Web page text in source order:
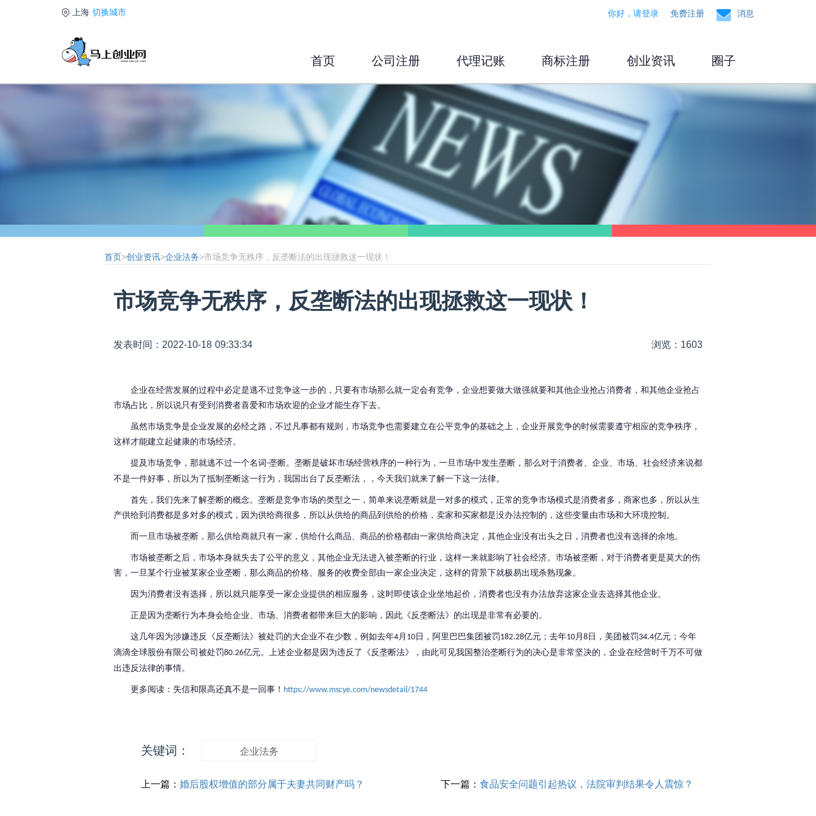
上海 切换城市 你好，请登录 免费注册 消息
首页 公司注册 代理记账 商标注册 创业资讯 圈子
首页>创业资讯>企业法务>市场竞争无秩序，反垄断法的出现拯救这一现状！
市场竞争无秩序，反垄断法的出现拯救这一现状！
发表时间：2022-10-18 09:33:34 浏览：1603
企业在经营发展的过程中必定是逃不过竞争这一步的，只要有市场那么就一定会有竞争，企业想要做大做强就要和其他企业抢占消费者，和其他企业抢占
市场占比，所以说只有受到消费者喜爱和市场欢迎的企业才能生存下去。
虽然市场竞争是企业发展的必经之路，不过凡事都有规则，市场竞争也需要建立在公平竞争的基础之上，企业开展竞争的时候需要遵守相应的竞争秩序，
这样才能建立起健康的市场经济。
提及市场竞争，那就逃不过一个名词 -垄断。垄断是破坏市场经营秩序的一种行为，一旦市场中发生垄断，那么对于消费者、企业、市场、社会经济来说都
不是一件好事，所以为了抵制垄断这一行为，我国出台了反垄断法，，今天我们就来了解一下这一法律。
首先，我们先来了解垄断的概念。垄断是竞争市场的类型之一，简单来说垄断就是一对多的模式，正常的竞争市场模式是消费者多，商家也多，所以从生
产供给到消费都是多对多的模式，因为供给商很多，所以从供给的商品到供给的价格，卖家和买家都是没办法控制的，这些变量由市场和大环境控制。
而一旦市场被垄断，那么供给商就只有一家，供给什么商品、商品的价格都由一家供给商决定，其他企业没有出头之日，消费者也没有选择的余地。
市场被垄断之后，市场本身就失去了公平的意义，其他企业无法进入被垄断的行业，这样一来就影响了社会经济。市场被垄断，对于消费者更是莫大的伤
害，一旦某个行业被某家企业垄断，那么商品的价格、服务的收费全部由一家企业决定，这样的背景下就极易出现杀熟现象。
因为消费者没有选择，所以就只能享受一家企业提供的相应服务，这时即使该企业坐地起价，消费者也没有办法放弃这家企业去选择其他企业。
正是因为垄断行为本身会给企业、市场、消费者都带来巨大的影响，因此《反垄断法》的出现是非常有必要的。
这几年因为涉嫌违反《反垄断法》被处罚的大企业不在少数，例如去年4月 10 日，阿里巴巴集团被罚182.28亿元；去年10月 8 日，美团被罚34.4亿元；今年
滴滴全球股份有限公司被处罚80.26亿元。上述企业都是因为违反了《反垄断法》，由此可见我国整治垄断行为的决心是非常坚决的，企业在经营时千万不可做
出违反法律的事情。
更多阅读：失信和限高还真不是一回事！ https://www.mscye.com/newsdetail/1744
关键词： 企业法务
上一篇： 婚后股权增值的部分属于夫妻共同财产吗？ 下一篇： 食品安全问题引起热议，法院审判结果令人震惊？